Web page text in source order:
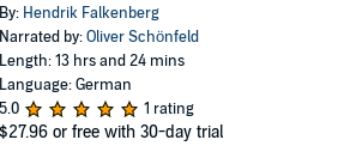
By: Hendrik Falkenberg
Narrated by:Oliver Schönfeld
Length: 13 hrs and 24 mins
Language: German
5.0
1 rating
$27.96 or free with 30-day trial